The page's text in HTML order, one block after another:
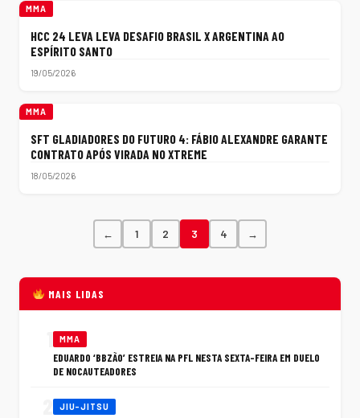
MMA
HCC 24 LEVA LEVA DESAFIO BRASIL X ARGENTINA AO
ESPÍRITO SANTO
19/05/2026
MMA
SFT GLADIADORES DO FUTURO 4: FÁBIO ALEXANDRE GARANTE
CONTRATO APÓS VIRADA NO XTREME
18/05/2026
← 1 2 3 4 →
MAIS LIDAS
MMA
EDUARDO ‘BBZÃO’ ESTREIA NA PFL NESTA SEXTA-FEIRA EM DUELO
DE NOCAUTEADORES
JIU-JITSU